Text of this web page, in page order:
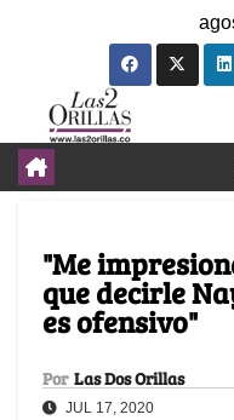
"Me
que decirle
es ofensivo"
Por Las Dos Orillas
JUL 17, 2020